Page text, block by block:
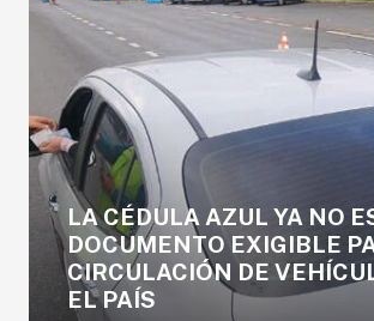
LA CÉDULA AZUL YA NO
DOCUMENTO EXIGIBLE
CIRCULACIÓN DE
EL PAÍS